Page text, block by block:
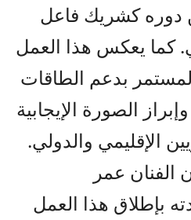
دوره كشريك فاعل
كما يعكس هذا العمل
بدعم الطاقات
الصورة الإيجابية
الإقليمي والدولي.
عمر
بإطلاق هذا العمل